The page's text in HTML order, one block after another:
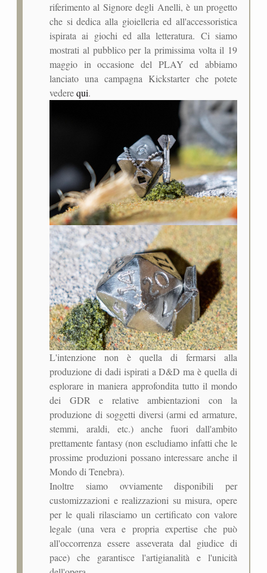
riferimento al Signore degli Anelli, è un progetto
che si dedica alla gioielleria ed all'accessoristica
ispirata ai giochi ed alla letteratura. Ci siamo
mostrati al pubblico per la primissima volta il 19
maggio in occasione del PLAY ed abbiamo
lanciato una campagna Kickstarter che potete
vederequi.
L'intenzione non è quella di fermarsi alla
produzione di dadi ispirati a D&D ma è quella di
esplorare in maniera approfondita tutto il mondo
dei GDR e relative ambientazioni con la
produzione di soggetti diversi (armi ed armature,
stemmi, araldi, etc.) anche fuori dall'ambito
prettamente fantasy (non escludiamo infatti che le
prossime produzioni possano interessare anche il
Mondo di Tenebra).
Inoltre siamo ovviamente disponibili per
customizzazioni e realizzazioni su misura, opere
per le quali rilasciamo un certificato con valore
legale (una vera e propria expertise che può
all'occorrenza essere asseverata dal giudice di
pace) che garantisce l'artigianalità e l'unicità